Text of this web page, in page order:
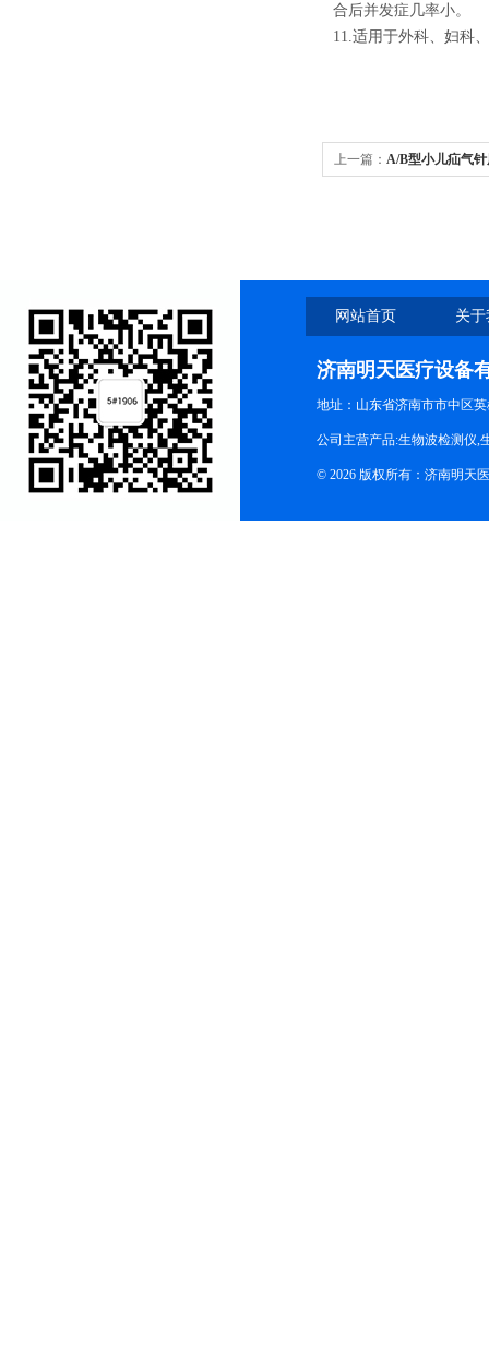
合后并发症几率小。
11.适用于外科、妇科
上一篇： A/B型小儿疝气
网站首页 关
济南明天医疗设备
地址：山东省济南市市中区
公司主营产品:生物波检测仪,
© 2026 版权所有：济南明天